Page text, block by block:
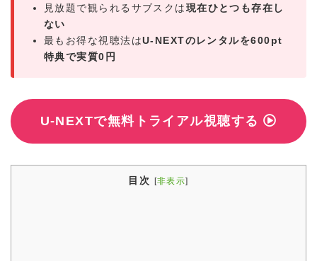
見放題で観られるサブスクは現在ひとつも存在し
ない
最もお得な視聴法はU-NEXTのレンタルを600pt
特典で実質0円
U-NEXTで無料トライアル視聴する
目次 [非表示]